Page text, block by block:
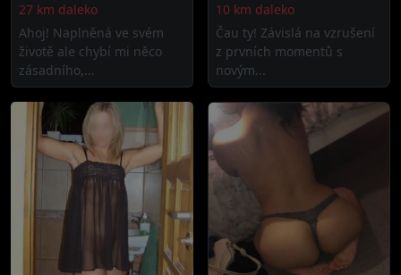
27 km daleko
Ahoj! Naplněná ve svém
životě ale chybí mi něco
zásadního,...
10 km daleko
Čau ty! Závislá na vzrušení
z prvních momentů s
novým...